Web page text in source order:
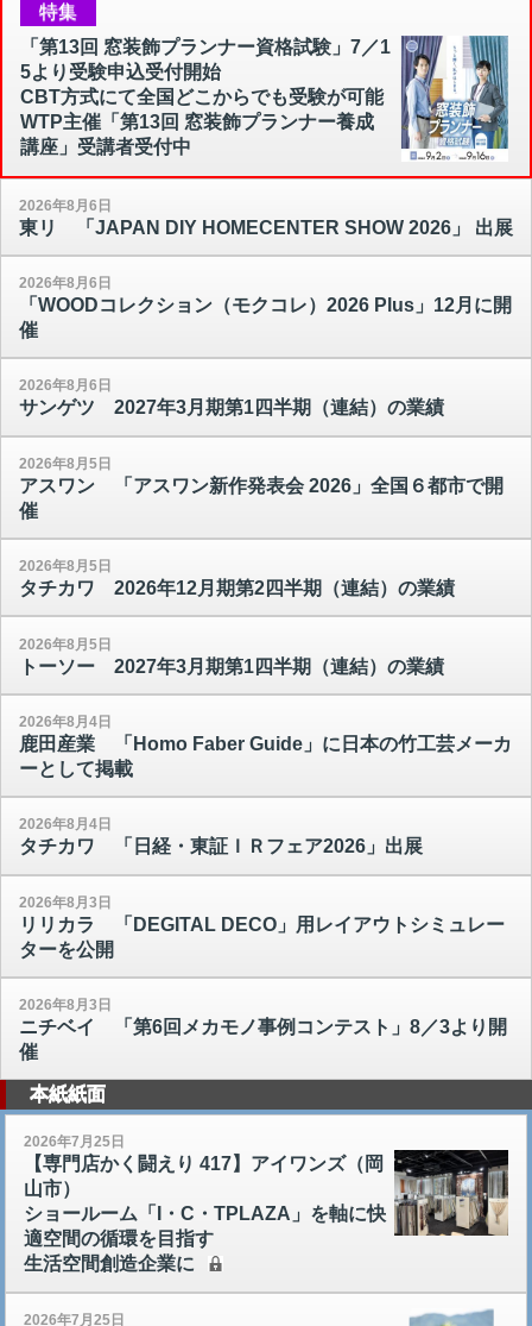
特集
「第13回 窓装飾プランナー資格試験」7／1
5より受験申込受付開始
CBT方式にて全国どこからでも受験が可能
WTP主催「第13回 窓装飾プランナー養成
講座」受講者受付中
2026年8月6日
東リ 「JAPAN DIY HOMECENTER SHOW 2026」 出展
2026年8月6日
「WOODコレクション（モクコレ）2026 Plus」12月に開
催
2026年8月6日
サンゲツ 2027年3月期第1四半期（連結）の業績
2026年8月5日
アスワン 「アスワン新作発表会 2026」全国６都市で開
催
2026年8月5日
タチカワ 2026年12月期第2四半期（連結）の業績
2026年8月5日
トーソー 2027年3月期第1四半期（連結）の業績
2026年8月4日
鹿田産業 「Homo Faber Guide」に日本の竹工芸メーカ
ーとして掲載
2026年8月4日
タチカワ 「日経・東証ＩＲフェア2026」出展
2026年8月3日
リリカラ 「DEGITAL DECO」用レイアウトシミュレー
ターを公開
2026年8月3日
ニチベイ 「第6回メカモノ事例コンテスト」8／3より開
催
本紙紙面
2026年7月25日
【専門店かく闘えり 417】アイワンズ（岡
山市）
ショールーム「I・C・TPLAZA」を軸に快
適空間の循環を目指す
生活空間創造企業に
2026年7月25日